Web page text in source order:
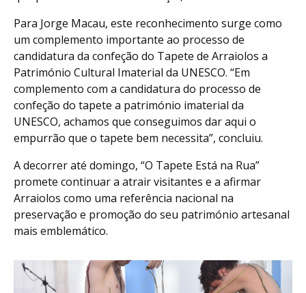
Para Jorge Macau, este reconhecimento surge como
um complemento importante ao processo de
candidatura da confeção do Tapete de Arraiolos a
Património Cultural Imaterial da UNESCO. “Em
complemento com a candidatura do processo de
confeção do tapete a património imaterial da
UNESCO, achamos que conseguimos dar aqui o
empurrão que o tapete bem necessita”, concluiu.
A decorrer até domingo, “O Tapete Está na Rua”
promete continuar a atrair visitantes e a afirmar
Arraiolos como uma referência nacional na
preservação e promoção do seu património artesanal
mais emblemático.